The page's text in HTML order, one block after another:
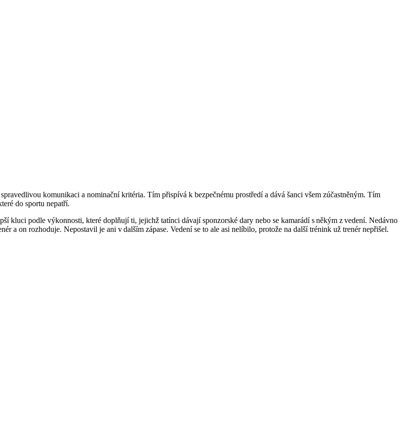
komunikaci a nominační kritéria. Tím přispívá k bezpečnému prostředí a dává šanci všem zúčastněným. Tím
do sportu nepatří.
kluci podle výkonnosti, které doplňují ti, jejichž tatínci dávají sponzorské dary nebo se kamarádí s někým z vedení. Nedávno
a on rozhoduje. Nepostavil je ani v dalším zápase. Vedení se to ale asi nelíbilo, protože na další trénink už trenér nepřišel.